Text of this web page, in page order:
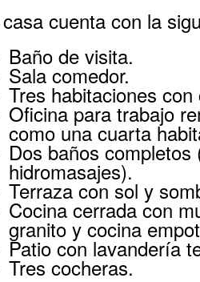
cuenta con la
Baño de visita.
Sala comedor.
Tres habitaciones con
Oficina para trabajo
como una cuarta
Dos baños
hidromasajes).
Terraza con sol y
Cocina cerrada con
granito y cocina
Patio con lavandería
Tres cocheras.